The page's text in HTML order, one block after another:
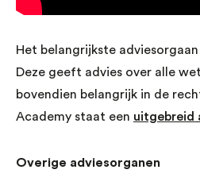
Het belangrijkste
Deze geeft advies over alle
bovendien belangrijk in de
Academy staat een uitgebreid
Overige adviesorganen